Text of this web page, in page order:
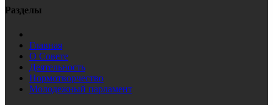
Разделы
Главная
О Совете
Деятельность
Нормотворчество
Молодежный парламент